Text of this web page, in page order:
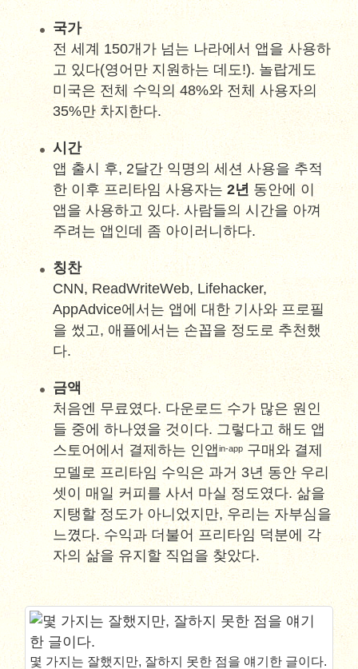
국가
전 세계 150개가 넘는 나라에서 앱을 사용하
고 있다(영어만 지원하는 데도!). 놀랍게도
미국은 전체 수익의 48%와 전체 사용자의
35%만 차지한다.
시간
앱 출시 후, 2달간 익명의 세션 사용을 추적
한 이후 프리타임 사용자는2년 동안에 이
앱을 사용하고 있다. 사람들의 시간을 아껴
주려는 앱인데 좀 아이러니하다.
칭찬
CNN, ReadWriteWeb, Lifehacker,
AppAdvice에서는 앱에 대한 기사와 프로필
을 썼고, 애플에서는 손꼽을 정도로 추천했
다.
금액
처음엔 무료였다. 다운로드 수가 많은 원인
들 중에 하나였을 것이다. 그렇다고 해도 앱
스토어에서 결제하는 인앱in-app 구매와 결제
모델로 프리타임 수익은 과거 3년 동안 우리
셋이 매일 커피를 사서 마실 정도였다. 삶을
지탱할 정도가 아니었지만, 우리는 자부심을
느꼈다. 수익과 더불어 프리타임 덕분에 각
자의 삶을 유지할 직업을 찾았다.
몇 가지는 잘했지만, 잘하지 못한 점을 얘기한 글이다.